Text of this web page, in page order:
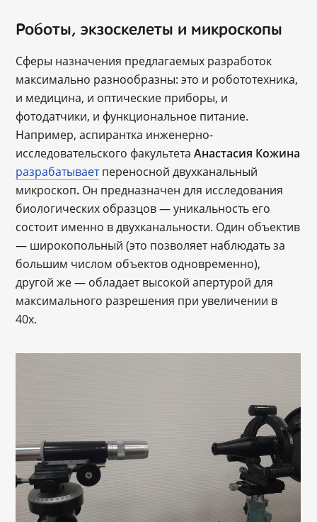
Роботы, экзоскелеты и микроскопы
Сферы назначения предлагаемых разработок
максимально разнообразны: это и робототехника,
и медицина, и оптические приборы, и
фотодатчики, и функциональное питание.
Например, аспирантка инженерно-
исследовательского факультетаАнастасия Кожина
разрабатываетпереносной двухканальный
микроскоп. Он предназначен для исследования
биологических образцов — уникальность его
состоит именно в двухканальности. Один объектив
― широкопольный (это позволяет наблюдать за
большим числом объектов одновременно),
другой же — обладает высокой апертурой для
максимального разрешения при увеличении в
40х.